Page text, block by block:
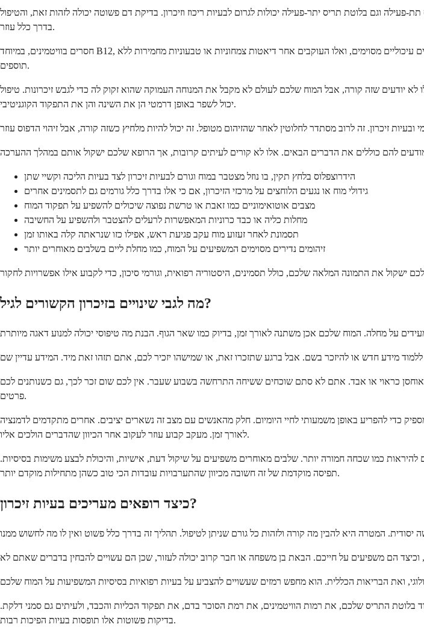
וגם בלוטת תריס יתר-פעילה יכולות לגרום לבעיות ריכוז וזיכרון. בדיקת דם פשוטה יכולה לזהות זאת, והטיפול
בדרך כלל עוזר.
חסרים בוויטמינים, במיוחד B12, יכולים לפגוע ישירות בתפקוד העצבים ולהשפיע על הזיכרון. זה נפוץ במיוחד אצל מבוגרים, אנשים עם מצבים עיכוליים מסוימים, ואלו העוקבים אחר דיאטות צמחוניות או טבעוניות מחמירות ללא
תוספים.
יודעים שזה קורה, אבל המוח שלכם לעולם לא מקבל את המנוחה העמוקה שהוא זקוק לה כדי לגבש זיכרונות. טיפול
יכול לשפר באופן דרמטי הן את השינה והן את התפקוד הקוגניטיבי.
הידרוצפלוס בלחץ תקין, בו נוזל מצטבר במוח וגורם לבעיות זיכרון לצד בעיות הליכה וקשיי שתן
גידולי מוח או נגעים הלוחצים על מרכזי הזיכרון, אם כי אלו בדרך כלל גורמים גם לתסמינים אחרים
מצבים אוטואימוניים כמו זאבת או טרשת נפוצה שיכולים להשפיע על תפקוד המוח
מחלות כליה או כבד כרוניות המאפשרות לרעלים להצטבר ולהשפיע על החשיבה
תסמונת לאחר זעזוע מוח עקב פגיעת ראש, אפילו כזו שנראתה קלה באותו זמן
זיהומים נדירים מסוימים המשפיעים על המוח, כמו מחלת ליים בשלבים מאוחרים יותר
מה לגבי שינויים בזיכרון הקשורים לגיל?
אוחסן כראוי או אבד. אתם לא סתם שוכחים ששיחה התרחשה בשבוע שעבר. אין לכם שום זכר לכך, גם כשנותנים לכם
פרטים.
כדי להפריע באופן משמעותי לחיי היומיום. חלק מהאנשים עם מצב זה נשארים יציבים. אחרים מתקדמים לדמנציה
לאורך זמן. מעקב קבוע עוזר לעקוב אחר הכיוון שהדברים הולכים אליו.
כמו שכחה חמורה יותר. שלבים מאוחרים משפיעים על שיקול דעת, אישיות, והיכולת לבצע משימות בסיסיות.
תפיסה מוקדמת של זה חשובה מכיוון שהתערבויות עובדות הכי טוב כשהן מתחילות מוקדם יותר.
כיצד רופאים מעריכים בעיות זיכרון?
בלוטת התריס שלכם, את רמות הוויטמינים, את רמת הסוכר בדם, את תפקוד הכליות והכבד, ולעיתים גם סמני דלקת.
בדיקות פשוטות אלו תופסות בעיות הפיכות רבות.